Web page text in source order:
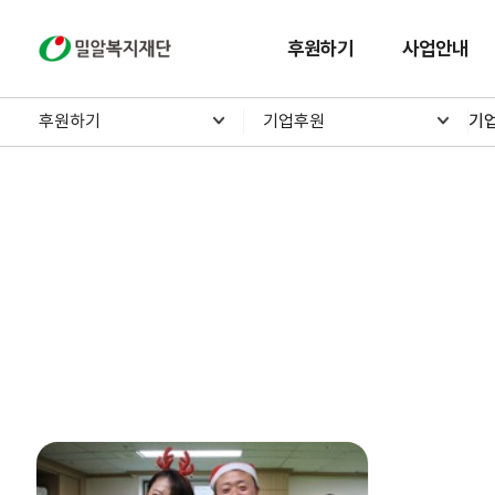
밀알복지재단 후원하기 사업안내
후원하기 기업후원 기